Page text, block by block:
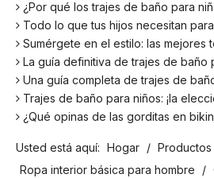
¿Por qué los trajes de baño para niños son más cómodos
Todo lo que tus hijos necesitan para nadar
Sumérgete en el estilo: las mejores tendencias en trajes de baño para niños
La guía definitiva de trajes de baño para niños: comodidad, diseño
Una guía completa de trajes de baño para niños: comodidad, estilo y seguridad para
Trajes de baño para niños: ¡la elección ideal para
¿Qué opinas de las gorditas en
¡El principal fabricante de trajes de baño
¡Date un chapuzón con los trajes de baño para niños más populares de
Usted está aquí: Hogar / Productos
Ropa interior básica para hombre
/